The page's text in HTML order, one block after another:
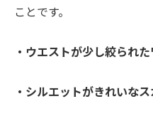
ことです。
・ウエストが少し絞られ
・シルエットがきれいな